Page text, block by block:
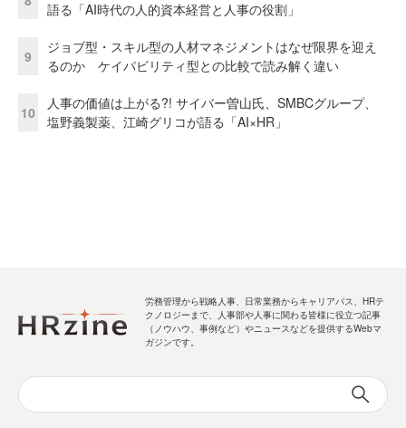
語る「AI時代の人的資本経営と人事の役割」
9
ジョブ型・スキル型の人材マネジメントはなぜ限界を迎え
るのか ケイパビリティ型との比較で読み解く違い
10
人事の価値は上がる?! サイバー曽山氏、SMBCグループ、
塩野義製薬、江崎グリコが語る「AI×HR」
労務管理から戦略人事、日常業務からキャリアパス、HRテ
クノロジーまで、人事部や人事に関わる皆様に役立つ記事
（ノウハウ、事例など）やニュースなどを提供するWebマ
ガジンです。